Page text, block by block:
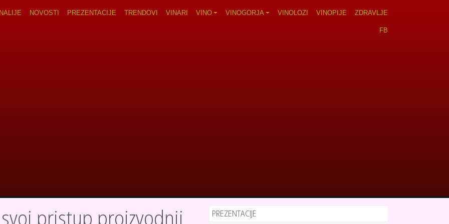
navigation
NOVOSTI PREZENTACIJE TRENDOVI VINARI VINO VINOGORJA VINOLOZI VINOPIJE ZDRAVLJE
FB
pristup proizvodnji PREZENTACIJE